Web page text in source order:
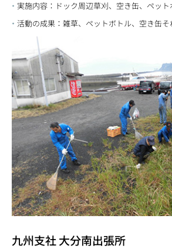
実施内容：ドック周辺草刈、空き缶、ペット
活動の成果：雑草、ペットボトル、空き缶
九州支社 大分南出張所